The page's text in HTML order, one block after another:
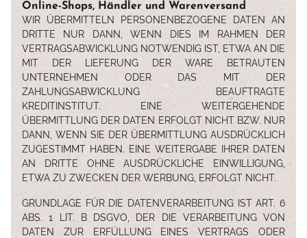
Online-Shops, Händler und Warenversand
WIR ÜBERMITTELN PERSONENBEZOGENE DATEN AN
DRITTE NUR DANN, WENN DIES IM RAHMEN DER
VERTRAGSABWICKLUNG NOTWENDIG IST, ETWA AN DIE
MIT DER LIEFERUNG DER WARE BETRAUTEN
UNTERNEHMEN ODER DAS MIT DER
ZAHLUNGSABWICKLUNG BEAUFTRAGTE
KREDITINSTITUT. EINE WEITERGEHENDE
ÜBERMITTLUNG DER DATEN ERFOLGT NICHT BZW. NUR
DANN, WENN SIE DER ÜBERMITTLUNG AUSDRÜCKLICH
ZUGESTIMMT HABEN. EINE WEITERGABE IHRER DATEN
AN DRITTE OHNE AUSDRÜCKLICHE EINWILLIGUNG,
ETWA ZU ZWECKEN DER WERBUNG, ERFOLGT NICHT.
GRUNDLAGE FÜR DIE DATENVERARBEITUNG IST ART. 6
ABS. 1 LIT. B DSGVO, DER DIE VERARBEITUNG VON
DATEN ZUR ERFÜLLUNG EINES VERTRAGS ODER